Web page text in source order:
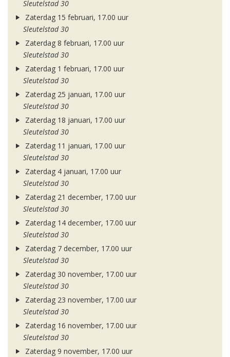
Sleutelstad 30
Zaterdag 15 februari, 17.00 uur
Sleutelstad 30
Zaterdag 8 februari, 17.00 uur
Sleutelstad 30
Zaterdag 1 februari, 17.00 uur
Sleutelstad 30
Zaterdag 25 januari, 17.00 uur
Sleutelstad 30
Zaterdag 18 januari, 17.00 uur
Sleutelstad 30
Zaterdag 11 januari, 17.00 uur
Sleutelstad 30
Zaterdag 4 januari, 17.00 uur
Sleutelstad 30
Zaterdag 21 december, 17.00 uur
Sleutelstad 30
Zaterdag 14 december, 17.00 uur
Sleutelstad 30
Zaterdag 7 december, 17.00 uur
Sleutelstad 30
Zaterdag 30 november, 17.00 uur
Sleutelstad 30
Zaterdag 23 november, 17.00 uur
Sleutelstad 30
Zaterdag 16 november, 17.00 uur
Sleutelstad 30
Zaterdag 9 november, 17.00 uur